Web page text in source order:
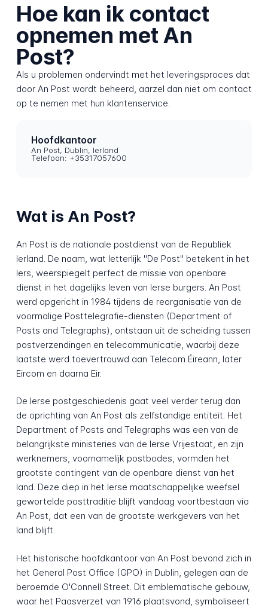
Hoe kan ik contact
opnemen met An
Post?
Als u problemen ondervindt met het leveringsproces dat
door An Post wordt beheerd, aarzel dan niet om contact
op te nemen met hun klantenservice.
Hoofdkantoor
An Post, Dublin, Ierland
Telefoon: +35317057600
Wat is An Post?
An Post is de nationale postdienst van de Republiek
Ierland. De naam, wat letterlijk "De Post" betekent in het
Iers, weerspiegelt perfect de missie van openbare
dienst in het dagelijks leven van Ierse burgers. An Post
werd opgericht in 1984 tijdens de reorganisatie van de
voormalige Posttelegrafie-diensten (Department of
Posts and Telegraphs), ontstaan uit de scheiding tussen
postverzendingen en telecommunicatie, waarbij deze
laatste werd toevertrouwd aan Telecom Éireann, later
Eircom en daarna Eir.
De Ierse postgeschiedenis gaat veel verder terug dan
de oprichting van An Post als zelfstandige entiteit. Het
Department of Posts and Telegraphs was een van de
belangrijkste ministeries van de Ierse Vrijestaat, en zijn
werknemers, voornamelijk postbodes, vormden het
grootste contingent van de openbare dienst van het
land. Deze diep in het Ierse maatschappelijke weefsel
gewortelde posttraditie blijft vandaag voortbestaan via
An Post, dat een van de grootste werkgevers van het
land blijft.
Het historische hoofdkantoor van An Post bevond zich in
het General Post Office (GPO) in Dublin, gelegen aan de
beroemde O'Connell Street. Dit emblematische gebouw,
waar het Paasverzet van 1916 plaatsvond, symboliseert